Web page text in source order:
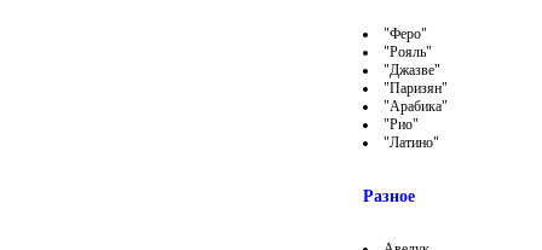
"Феро"
"Рояль"
"Джазве"
"Паризян"
"Арабика"
"Рио"
"Латино"
Разное